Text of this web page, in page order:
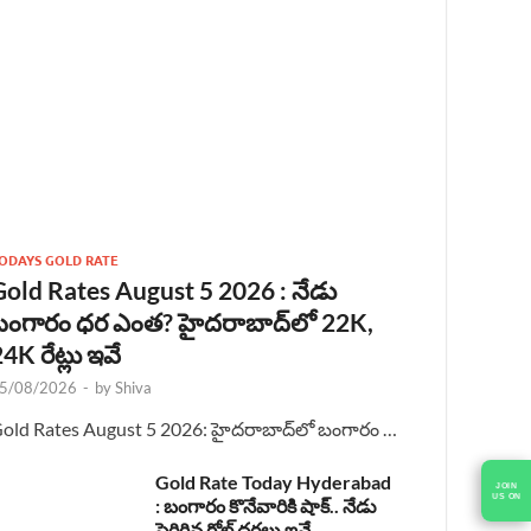
JOIN
US ON
GOLD RATE
Rates August 5 2026 : నేడు
ధర ఎంత? హైదరాబాద్‌లో 22K,
రేట్లు ఇవే
08/2026 - byShiva
Rates August 5 2026: హైదరాబాద్‌లో బంగారం …
Gold Rate Today Hyderabad
: బంగారం కొనేవారికి షాక్.. నేడు